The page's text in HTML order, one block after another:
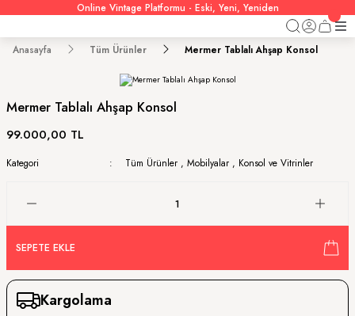
Online Vintage Platformu - Eski, Yeni, Yeniden
Anasayfa Tüm Ürünler Mermer Tablalı Ahşap Konsol
Mermer Tablalı Ahşap Konsol
99.000,00 TL
Kategori Tüm Ürünler , Mobilyalar , Konsol ve Vitrinler
SEPETE EKLE
Kargolama